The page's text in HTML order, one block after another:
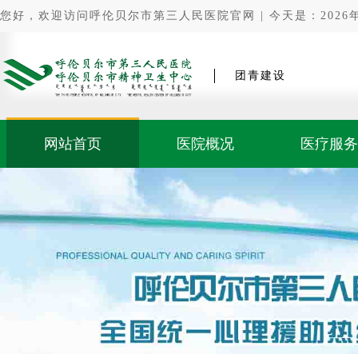
您好，欢迎访问呼伦贝尔市第三人民医院官网 | 今天是：2026
团青建设
网站首页 医院概况 医疗服务